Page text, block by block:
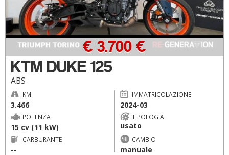
KTM DUKE 125
ABS
€ 3.700 €
KM
3.466
IMMATRICOLAZIONE
2024-03
POTENZA
15 cv (11 kW)
TIPOLOGIA
usato
CARBURANTE
--
CAMBIO
manuale